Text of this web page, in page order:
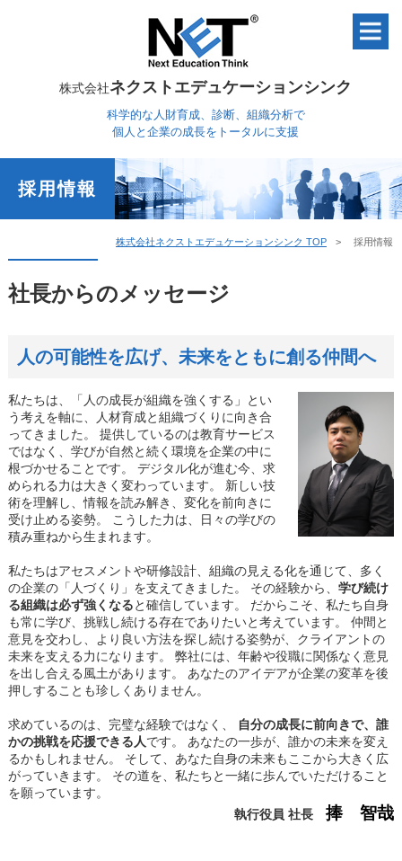
株式会社ネクストエデュケーションシンク
科学的な人財育成、診断、組織分析で
個人と企業の成長をトータルに支援
採用情報
株式会社ネクストエデュケーションシンク TOP 採用情報
社長からのメッセージ
人の可能性を広げ、未来をともに創る仲間へ
私たちは、「人の成長が組織を強くする」とい
う考えを軸に、人材育成と組織づくりに向き合
ってきました。 提供しているのは教育サービス
ではなく、学びが自然と続く環境を企業の中に
根づかせることです。 デジタル化が進む今、求
められる力は大きく変わっています。 新しい技
術を理解し、情報を読み解き、変化を前向きに
受け止める姿勢。 こうした力は、日々の学びの
積み重ねから生まれます。
私たちはアセスメントや研修設計、組織の見える化を通じて、多く
の企業の「人づくり」を支えてきました。 その経験から、 学び続け
る組織は必ず強くなると確信しています。 だからこそ、私たち自身
も常に学び、挑戦し続ける存在でありたいと考えています。 仲間と
意見を交わし、より良い方法を探し続ける姿勢が、クライアントの
未来を支える力になります。 弊社には、年齢や役職に関係なく意見
を出し合える風土があります。 あなたのアイデアが企業の変革を後
押しすることも珍しくありません。
求めているのは、完璧な経験ではなく、
自分の成長に前向きで、誰
かの挑戦を応援できる人です。 あなたの一歩が、誰かの未来を変え
るかもしれません。 そして、あなた自身の未来もここから大きく広
がっていきます。 その道を、私たちと一緒に歩んでいただけること
を願っています。
執行役員 社長捧 智哉